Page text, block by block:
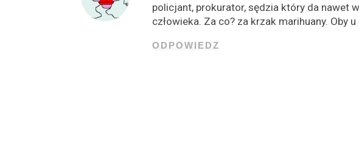
policjant, prokurator, sędzia który da nawet
człowieka. Za co? za krzak marihuany. Oby
ODPOWIEDZ